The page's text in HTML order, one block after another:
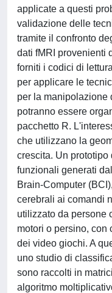
applicate a questi
validazione delle
tramite il confronto
dati fMRI provenienti
forniti i codici di
per applicare le
per la manipolazione
potranno essere
pacchetto R.
che utilizzano la
crescita. Un
funzionali generati
Brain-Computer
cerebrali ai comandi
utilizzato da persone
motori o persino, con
dei video giochi. A
uno studio di
sono raccolti in
algoritmo